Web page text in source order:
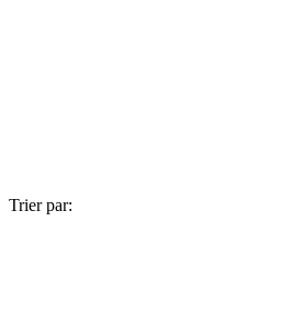
Trier par: